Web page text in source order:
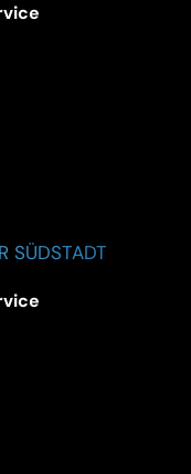
SÜDSTADT